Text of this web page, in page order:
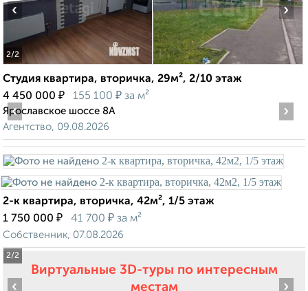
2/2
‹ ›
Студия квартира, вторичка, 29м², 2/10 этаж
4 450 000 ₽ 155 100 ₽ за м²
Ярославское шоссе 8А
Агентство, 09.08.2026
2/2
‹ ›
2-к квартира, вторичка, 42м², 1/5 этаж
1 750 000 ₽ 41 700 ₽ за м²
Собственник, 07.08.2026
Виртуальные 3D-туры по интересным
местам
‹ ›